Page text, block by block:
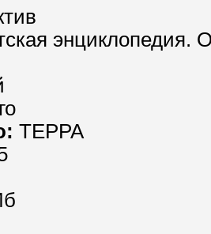
энциклопедия.
ТЕРРА